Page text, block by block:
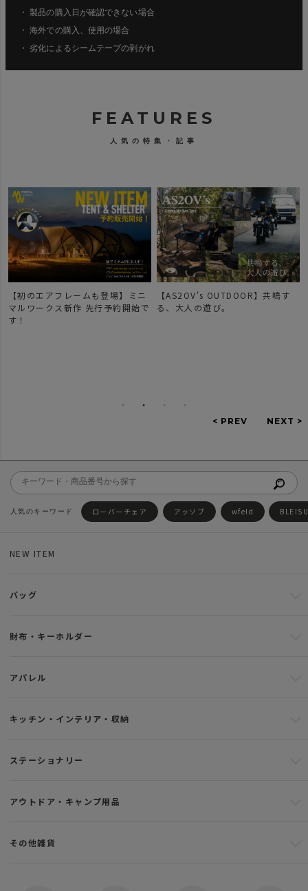
・ 製品の購入日が確認できない場合
・ 海外での購入、使用の場合
・ 劣化によるシームテープの剥がれ
FEATURES
人気の特集・記事
ムも登場】ミニ
先行予約開始で
【AS2OV's OUTDOOR】共鳴す
る、大人の遊び。
【新作登場】人気
ローバーチェア アッソブ wfeld
NEW ITEM
バッグ
財布・キーホルダー
アパレル
キッチン・インテリア・収納
ステーショナリー
アウトドア・キャンプ用品
その他雑貨